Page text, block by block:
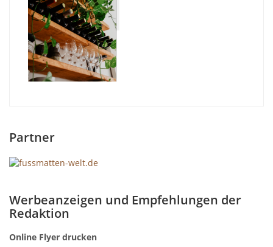
Partner
Werbeanzeigen und Empfehlungen der
Redaktion
Online Flyer drucken